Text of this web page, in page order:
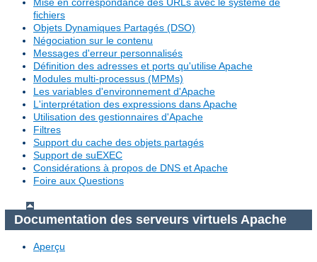
Mise en correspondance des URLs avec le système de
fichiers
Objets Dynamiques Partagés (DSO)
Négociation sur le contenu
Messages d'erreur personnalisés
Définition des adresses et ports qu'utilise Apache
Modules multi-processus (MPMs)
Les variables d'environnement d'Apache
L'interprétation des expressions dans Apache
Utilisation des gestionnaires d'Apache
Filtres
Support du cache des objets partagés
Support de suEXEC
Considérations à propos de DNS et Apache
Foire aux Questions
Documentation des serveurs virtuels Apache
Aperçu